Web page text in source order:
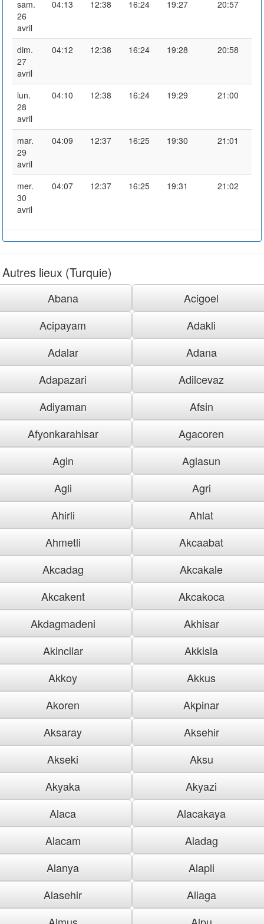
sam.
26
avril
04:13 12:38 16:24 19:27 20:57
dim.
27
avril
04:12 12:38 16:24 19:28 20:58
lun.
28
avril
04:10 12:38 16:24 19:29 21:00
mar.
29
avril
04:09 12:37 16:25 19:30 21:01
mer.
30
avril
04:07 12:37 16:25 19:31 21:02
Autres lieux (Turquie)
Abana
Acigoel
Acipayam
Adakli
Adalar
Adana
Adapazari
Adilcevaz
Adiyaman
Afsin
Afyonkarahisar
Agacoren
Agin
Aglasun
Agli
Agri
Ahirli
Ahlat
Ahmetli
Akcaabat
Akcadag
Akcakale
Akcakent
Akcakoca
Akdagmadeni
Akhisar
Akincilar
Akkisla
Akkoy
Akkus
Akoren
Akpinar
Aksaray
Aksehir
Akseki
Aksu
Akyaka
Akyazi
Alaca
Alacakaya
Alacam
Aladag
Alanya
Alapli
Alasehir
Aliaga